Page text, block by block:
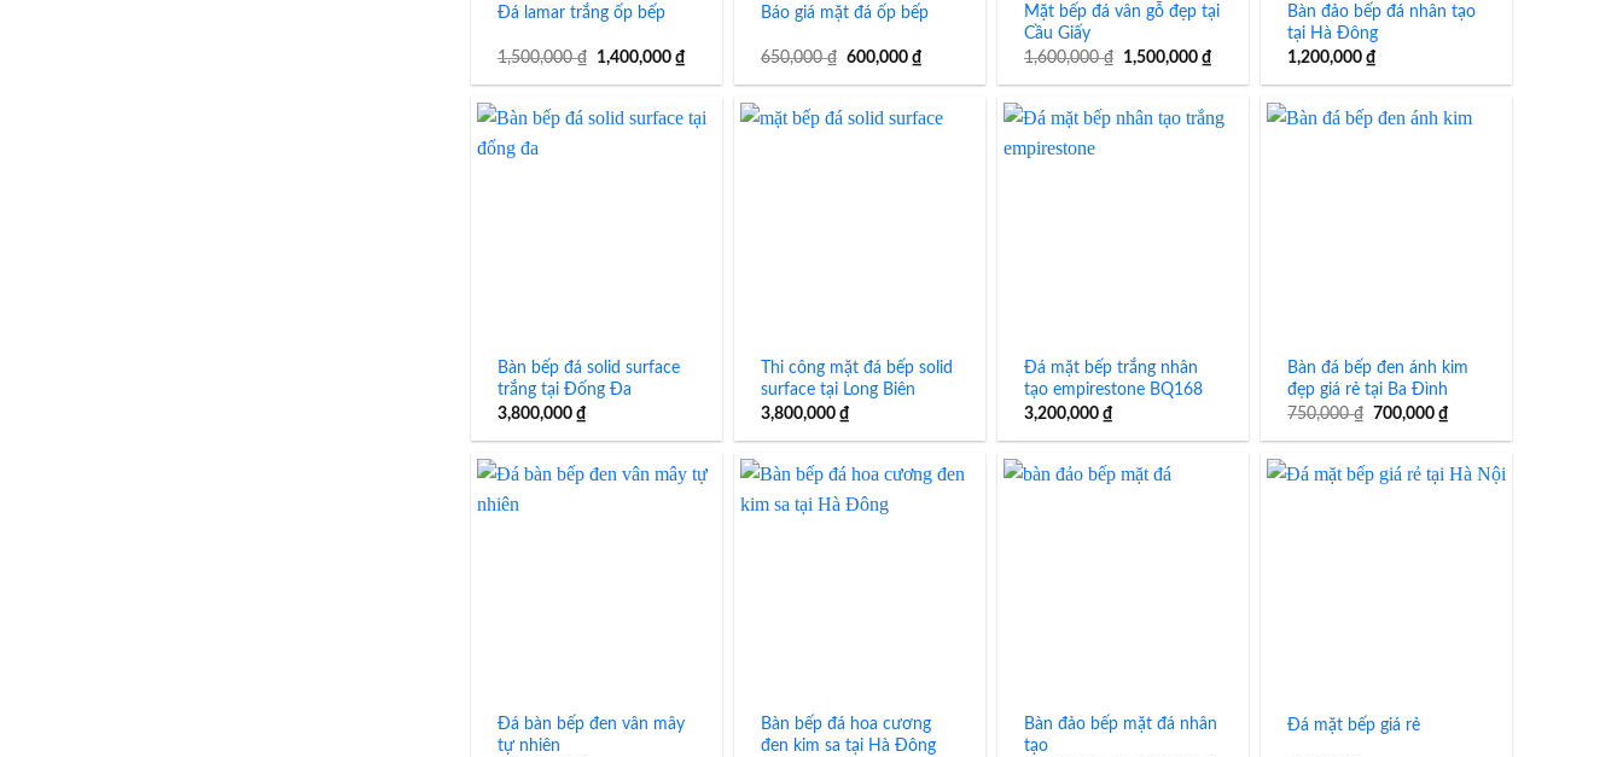
Đá lamar trắng ốp bếp
1,500,000₫
Giá
là:
1,400,000₫
tại
1,400,000 ₫.
Báo giá mặt đá ốp bếp
650,000₫ Giá
là:
600,000₫
tại
600,000 ₫.
Mặt bếp đá vân gỗ đẹp tại
Cầu Giấy
1,600,000₫ Giá
là:
1,600,000 ₫.
1,500,000₫
tại
1,500,000 ₫.
Bàn đảo bếp đá nhân tạo
tại Hà Đông
1,200,000₫
Bàn bếp đá solid surface
trắng tại Đống Đa
3,800,000 ₫
Thi công mặt đá bếp solid
surface tại Long Biên
3,800,000 ₫
Đá mặt bếp trắng nhân
tạo empirestone BQ168
3,200,000₫
Bàn đá bếp đen ánh kim
đẹp giá rẻ tại Ba Đình
750,000₫ Giá
là:
750,000 ₫.
700,000₫
tại
là:
700,000 ₫.
Đá bàn bếp đen vân mây
tự nhiên
Bàn bếp đá hoa cương
đen kim sa tại Hà Đông
Bàn đảo bếp mặt đá nhân
tạo
Đá mặt bếp giá rẻ